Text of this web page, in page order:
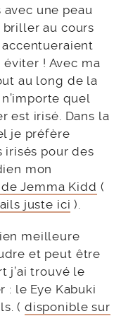
une peau
au cours
éviter ! Avec ma
au long de la
quel
est irisé. Dans la
je préfère
pour des
mon
Jemma Kidd (
juste ici ).
meilleure
et peut être
j’ai trouvé le
: le Eye Kabuki
( disponible sur